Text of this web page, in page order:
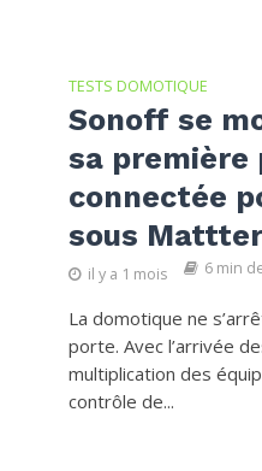
TESTS DOMOTIQUE
Sonoff se
sa première
connectée
sous Mattter
il y a 1 mois 6 min
La domotique ne
porte. Avec l’arrivée
multiplication des
contrôle de...